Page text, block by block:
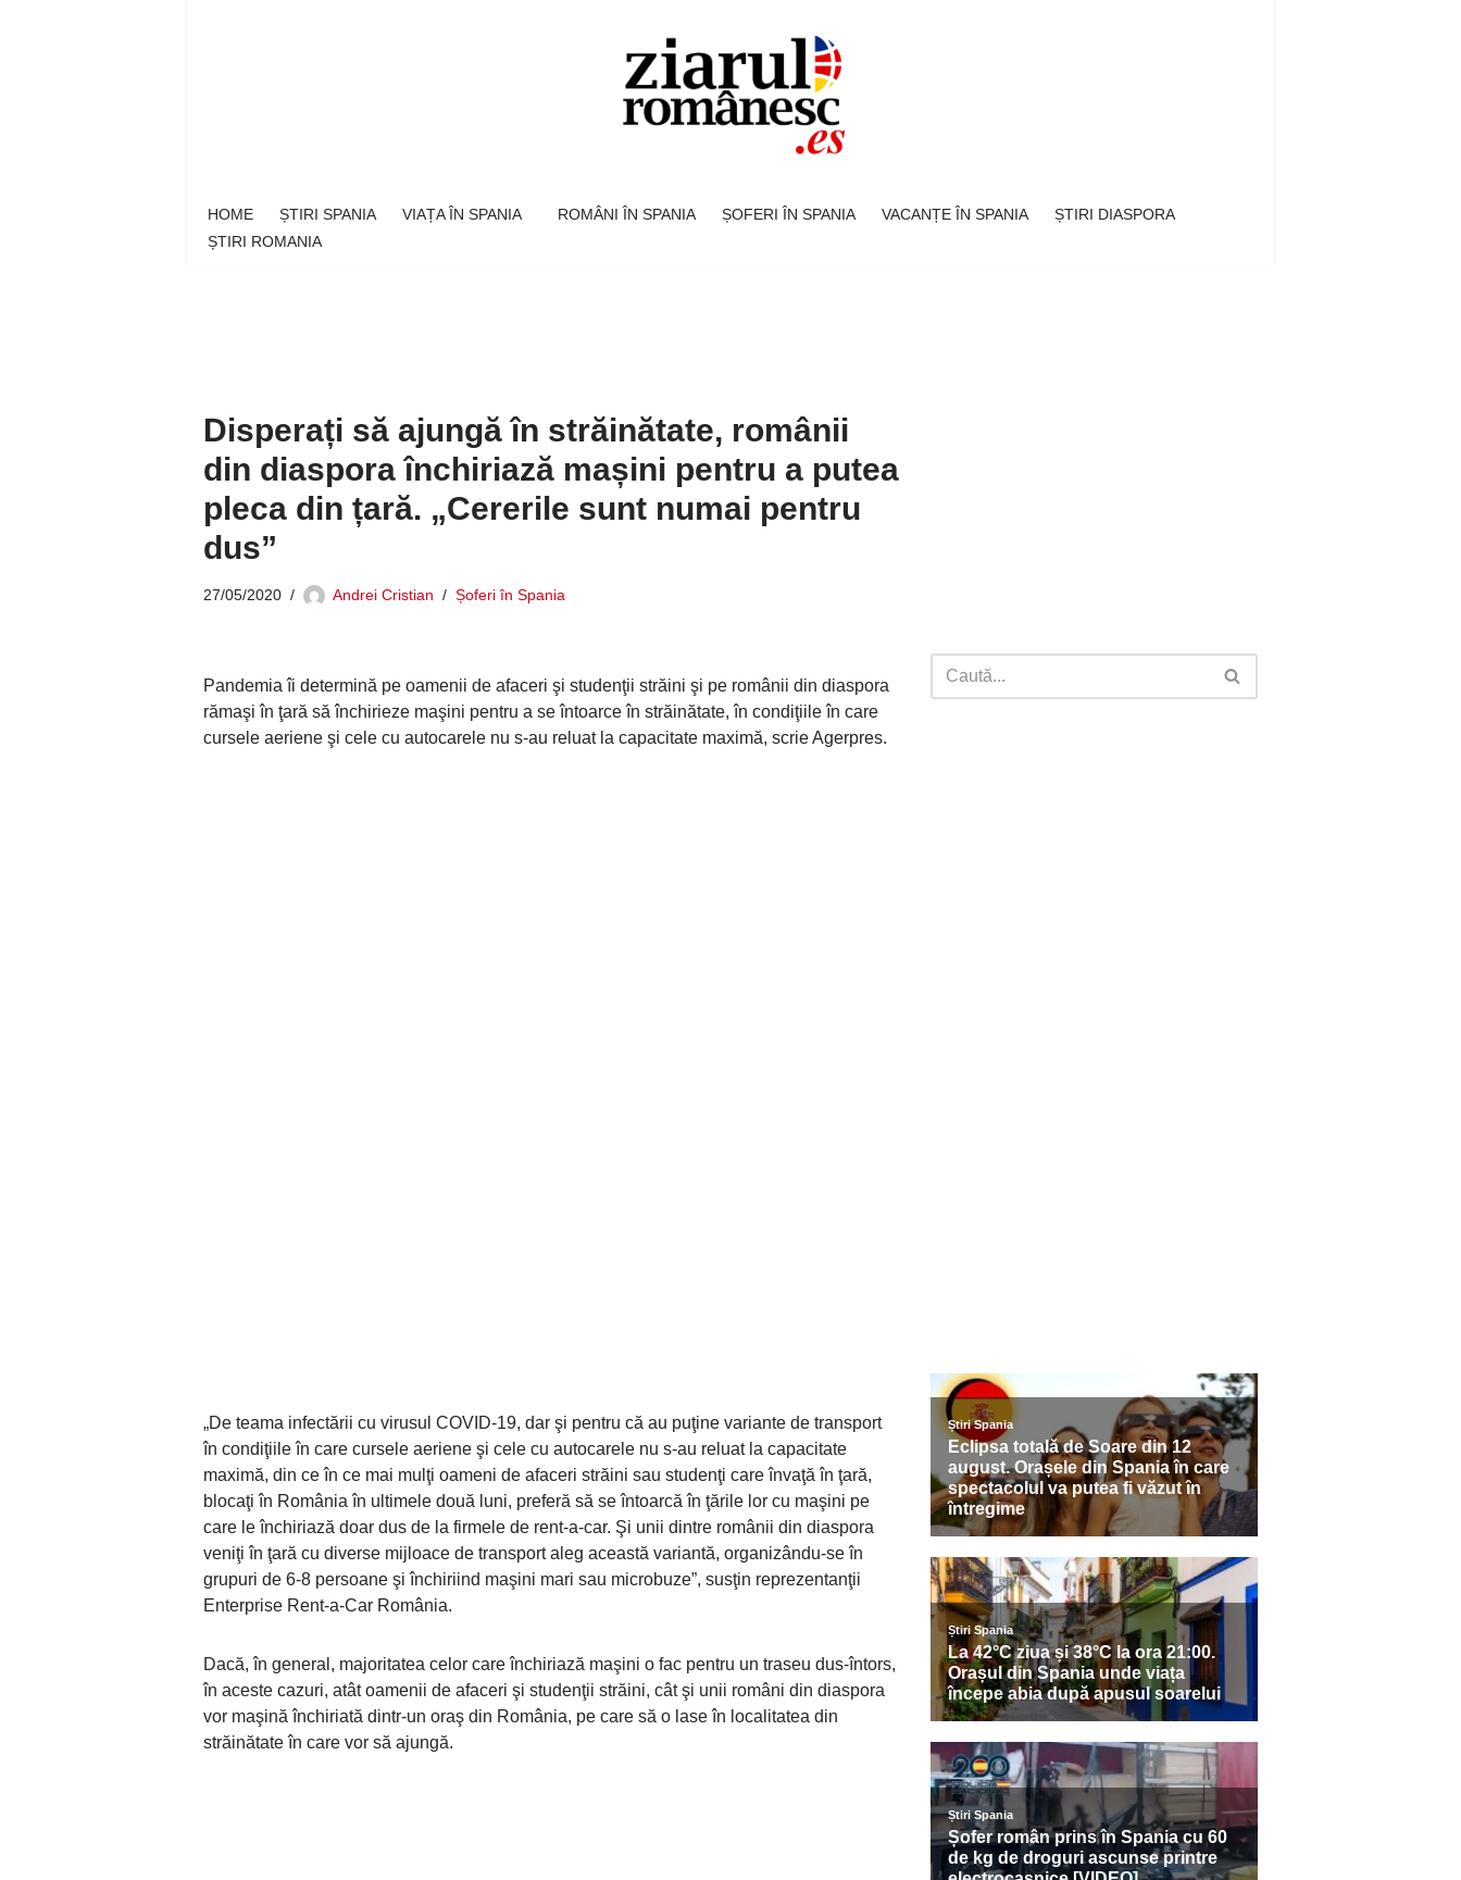
HOME ȘTIRI SPANIA VIAȚA ÎN SPANIA ROMÂNI ÎN SPANIA ȘOFERI ÎN SPANIA VACANȚE ÎN SPANIA
ȘTIRI DIASPORA
ȘTIRI ROMANIA
Disperați să ajungă în străinătate, românii
din diaspora închiriază mașini pentru a putea
pleca din țară. „Cererile sunt numai pentru
dus”
27/05/2020 Andrei Cristian Șoferi în Spania
Pandemia îi determină pe oamenii de afaceri şi studenţii străini şi pe românii din diaspora
rămaşi în ţară să închirieze maşini pentru a se întoarce în străinătate, în condiţiile în care
cursele aeriene şi cele cu autocarele nu s-au reluat la capacitate maximă, scrie Agerpres.
„De teama infectării cu virusul COVID-19, dar şi pentru că au puţine variante de transport
în condiţiile în care cursele aeriene şi cele cu autocarele nu s-au reluat la capacitate
maximă, din ce în ce mai mulţi oameni de afaceri străini sau studenţi care învaţă în ţară,
blocaţi în România în ultimele două luni, preferă să se întoarcă în ţările lor cu maşini pe
care le închiriază doar dus de la firmele de rent-a-car. Şi unii dintre românii din diaspora
veniţi în ţară cu diverse mijloace de transport aleg această variantă, organizându-se în
grupuri de 6-8 persoane şi închiriind maşini mari sau microbuze”, susţin reprezentanţii
Enterprise Rent-a-Car România.
Dacă, în general, majoritatea celor care închiriază maşini o fac pentru un traseu dus-întors,
în aceste cazuri, atât oamenii de afaceri şi studenţii străini, cât şi unii români din diaspora
vor maşină închiriată dintr-un oraş din România, pe care să o lase în localitatea din
străinătate în care vor să ajungă.